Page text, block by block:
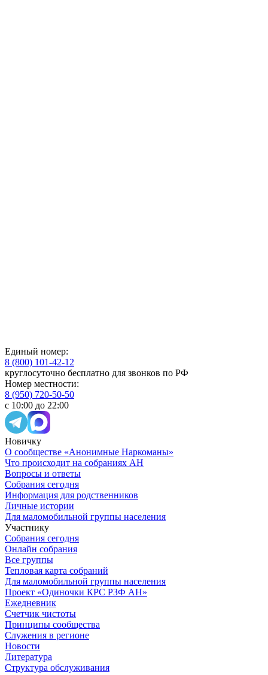
Единый номер:
8 (800) 101-42-12
круглосуточно бесплатно для звонков по РФ
Номер местности:
8 (950) 720-50-50
с 10:00 до 22:00
Новичку
О сообществе «Анонимные Наркоманы»
Что происходит на собраниях АН
Вопросы и ответы
Собрания сегодня
Информация для родственников
Личные истории
Для маломобильной группы населения
Участнику
Собрания сегодня
Онлайн собрания
Все группы
Тепловая карта собраний
Для маломобильной группы населения
Проект «Одиночки КРС РЗФ АН»
Ежедневник
Счетчик чистоты
Принципы сообщества
Служения в регионе
Новости
Литература
Структура обслуживания